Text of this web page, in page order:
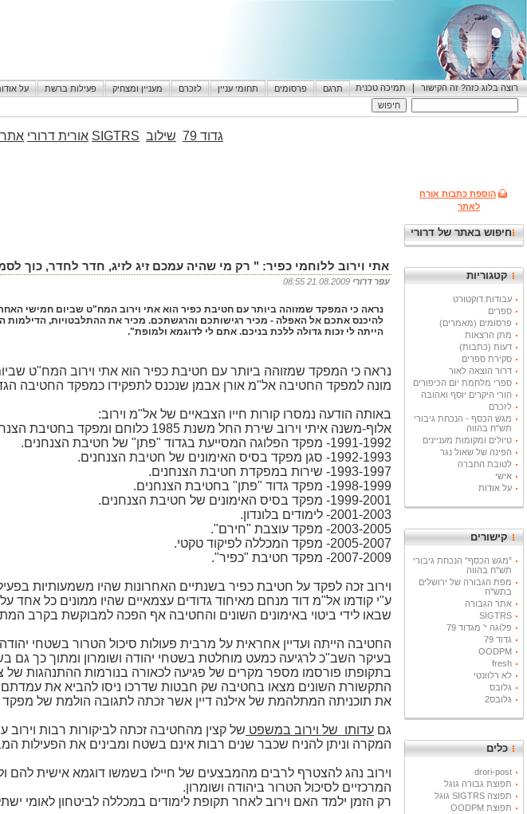
רוצה בלוג כזה? זה הקישור | תמיכה טכנית תרגם פרסומים תחומי עניין לזכרם מעניין ומצחיק פעילות ברשת על
הוספת כתבות אורח
לאתר
חיפוש באתר של דרורי
קטגוריות
עבודות דוקטורט
ספרים
פרסומים (מאמרים)
מתן הרצאות
דעות (כתבות)
סקירת ספרים
דרור הוצאה לאור
ספרי מלחמת יום הכיפורים
הורי היקרים יוסף ואהובה
לזכרם
מגש הכסף - הנכחת גיבורי
תש"ח בהווה
טיולים ומקומות מעניינים
הפינה של שאול נגר
לטובת החברה
אישי
על אודות
קישורים
"מגש הכסף" הנכחת גיבורי
תש"ח בהווה
מפת הגבורה של ירושלים
בתש"ח
אתר הגבורה
SIGTRS
פלוגה י' מגדוד 79
גדוד 79
OODPM
fresh
לא רלוונטי
גלובס
גלובס2
כלים
drori-post
תפוצת גבורה גוגל
תפוצה SIGTRS גוגל
תפוצת OODPM
גדוד 79 שילוב SIGTRS אורית דרורי אתר
אתי וירוב ללוחמי כפיר: " רק מי שהיה עמכם זיג לזיג, חדר לחדר, כוך
עפר דרורי
להיכנס אתכם אל האפלה - מכיר רגישותכם והרגשתכם. מכיר את ההתלבטויות, הדילמות
הייתה לי זכות גדולה ללכת בניכם. אתם לי לדוגמא ולמופת".
מונה למפקד החטיבה אל"מ אורן אבמן שנכנס לתפקידו כמפקד החטיבה
באותה הודעה נמסרו קורות חייו הצבאיים של אל"מ וירוב:
אלוף-משנה איתי וירוב שירת החל משנת 1985 כלוחם ומפקד בחטיבת הצנחנים.
1991-1992- מפקד הפלוגה המסייעת בגדוד "פתן" של חטיבת הצנחנים.
1992-1993- סגן מפקד בסיס האימונים של חטיבת הצנחנים.
1993-1997- שירות במפקדת חטיבת הצנחנים.
1998-1999- מפקד גדוד "פתן" בחטיבת הצנחנים.
1999-2001- מפקד בסיס האימונים של חטיבת הצנחנים.
2001-2003- לימודים בלונדון.
2003-2005- מפקד עוצבת "חירם".
2005-2007- מפקד המכללה לפיקוד טקטי.
2007-2009- מפקד חטיבת "כפיר".
וירוב זכה לפקד על חטיבת כפיר בשנתיים האחרונות שהיו משמעותיות
ע"י קודמו אל"מ דוד מנחם מאיחוד גדודים עצמאיים שהיו ממונים כל אחד
שבאו לידי ביטוי באימונים השונים והחטיבה אף הפכה למבוקשת בקרב
החטיבה הייתה ועדיין אחראית על מרבית פעולות סיכול הטרור בשטחי
בעיקר השב"כ לרגיעה כמעט מוחלטת בשטחי יהודה ושומרון ומתוך כך גם
בתקופתו פורסמו מספר מקרים של פגיעה לכאורה בנורמות ההתנהגות
התקשורת השונים מצאו בחטיבה שק חבטות שדרכו ניסו להביא את
את תוכניתה המתלהמת של אילנה דיין אשר זכתה לתגובה הולמת של
גם עדותו של וירוב במשפט של קצין מהחטיבה זכתה לביקורות רבות
המקרה וניתן להניח שכבר שנים רבות אינם בשטח ומבינים את הפעילות
וירוב נהג להצטרף לרבים מהמבצעים של חיילו בשמשו דוגמא אישית להם
המרכזיים לסיכול הטרור ביהודה ושומרון.
רק הזמן ילמד האם וירוב לאחר תקופת לימודים במכללה לביטחון לאומי